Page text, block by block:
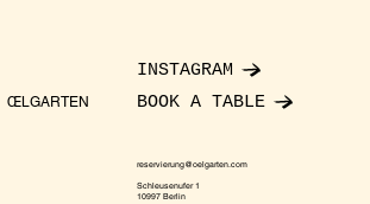
ŒLGARTEN
INSTAGRAM
BOOK A TABLE
reservierung@oelgarten.com
Schleusenufer 1
10997 Berlin